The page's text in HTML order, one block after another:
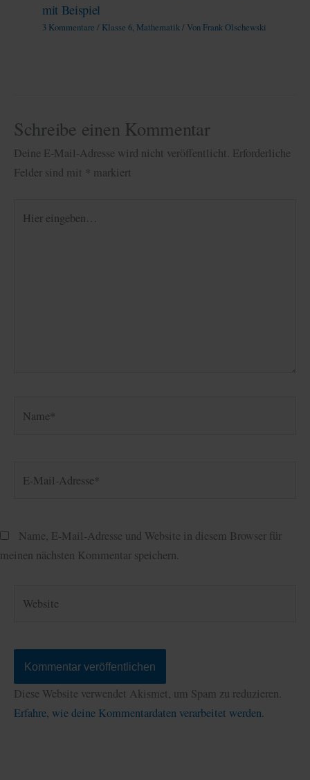
mit Beispiel
3 Kommentare / Klasse 6, Mathematik/ Von Frank Olschewski
Schreibe einen Kommentar
Deine E-Mail-Adresse wird nicht veröffentlicht. Erforderliche
Felder sind mit * markiert
eingeben…
Mail-
Name, E-Mail-Adresse und Website in diesem Browser für
meinen nächsten Kommentar speichern.
Diese Website verwendet Akismet, um Spam zu reduzieren.
Erfahre, wie deine Kommentardaten verarbeitet werden.